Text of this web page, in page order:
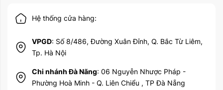
Hệ thống cửa hàng:
VPGD: Số 8/486, Đường Xuân Đỉnh, Q. Bắc Từ Liêm,
Tp. Hà Nội
Chi nhánh Đà Nãng: 06 Nguyễn Nhược Pháp -
Phường Hoà Minh - Q. Liên Chiểu , TP Đà Nẵng